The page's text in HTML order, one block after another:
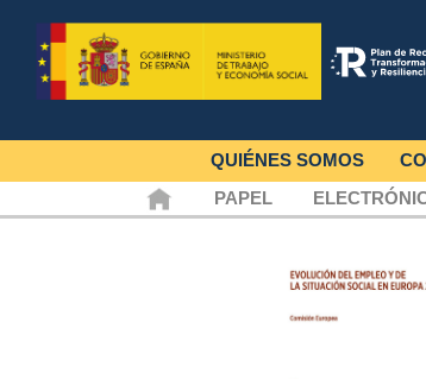
QUIÉNES SOMOS
PAPEL